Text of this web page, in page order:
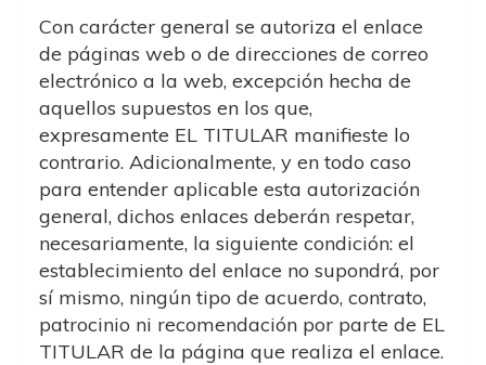
Con carácter general se autoriza el enlace
de páginas web o de direcciones de correo
electrónico a la web, excepción hecha de
aquellos supuestos en los que,
expresamente EL TITULAR manifieste lo
contrario. Adicionalmente, y en todo caso
para entender aplicable esta autorización
general, dichos enlaces deberán respetar,
necesariamente, la siguiente condición: el
establecimiento del enlace no supondrá, por
sí mismo, ningún tipo de acuerdo, contrato,
patrocinio ni recomendación por parte de EL
TITULAR de la página que realiza el enlace.